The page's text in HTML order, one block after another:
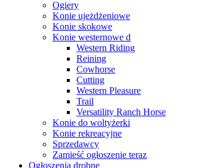
Ogiery
Konie ujeżdżeniowe
Konie skokowe
Konie westernowe d
Western Riding
Reining
Cowhorse
Cutting
Western Pleasure
Trail
Versatility Ranch Horse
Konie do woltyżerki
Konie rekreacyjne
Sprzedawcy
Zamieść ogłoszenie teraz
Ogłoszenia drobne